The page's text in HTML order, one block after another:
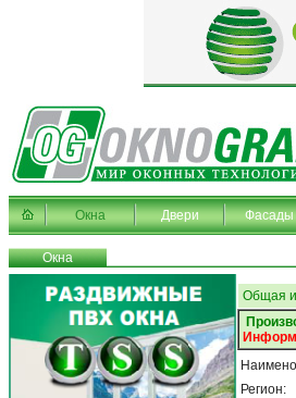
Окна Двери Фасады
Окна
Общая
Регион: